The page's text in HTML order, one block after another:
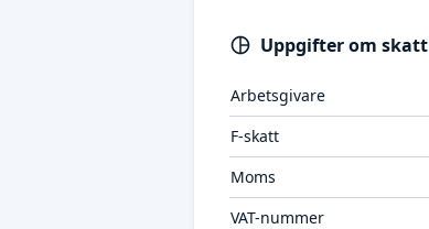
Uppgifter om skatt
Arbetsgivare
F-skatt
Moms
VAT-nummer